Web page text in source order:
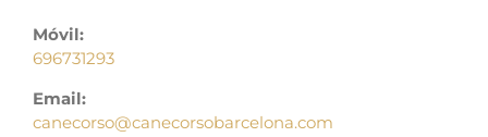
Móvil:
696731293
Email:
canecorso@canecorsobarcelona.com